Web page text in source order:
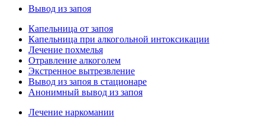
Вывод из запоя
Капельница от запоя
Капельница при алкогольной интоксикации
Лечение похмелья
Отравление алкоголем
Экстренное вытрезвление
Вывод из запоя в стационаре
Анонимный вывод из запоя
Лечение наркомании